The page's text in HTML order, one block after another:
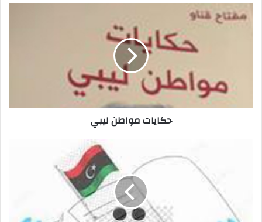
ك
ر
حكايات مواطن ليبي